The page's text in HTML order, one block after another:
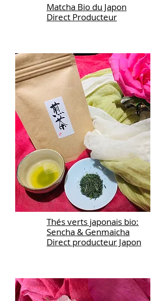
Matcha Bio du Japon
Direct Producteur
Thés verts japonais bio:
Sencha & Genmaicha
Direct producteur Japon